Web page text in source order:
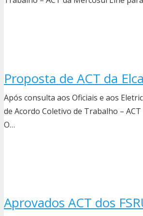
Proposta de ACT da
Após consulta aos Oficiais e aos
de Acordo Coletivo de Trabalho –
O…
Aprovados ACT dos